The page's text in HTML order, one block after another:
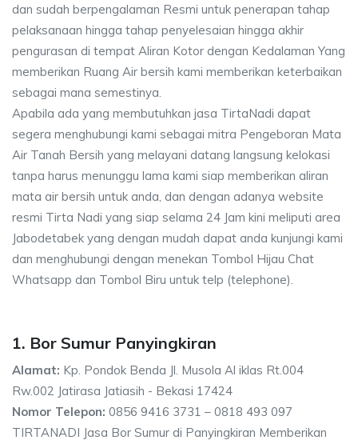
dan sudah berpengalaman Resmi untuk penerapan tahap
pelaksanaan hingga tahap penyelesaian hingga akhir
pengurasan di tempat Aliran Kotor dengan Kedalaman Yang
memberikan Ruang Air bersih kami memberikan keterbaikan
sebagai mana semestinya.
Apabila ada yang membutuhkan jasa TirtaNadi dapat
segera menghubungi kami sebagai mitra Pengeboran Mata
Air Tanah Bersih yang melayani datang langsung kelokasi
tanpa harus menunggu lama kami siap memberikan aliran
mata air bersih untuk anda, dan dengan adanya website
resmi Tirta Nadi yang siap selama 24 Jam kini meliputi area
Jabodetabek yang dengan mudah dapat anda kunjungi kami
dan menghubungi dengan menekan Tombol Hijau Chat
Whatsapp dan Tombol Biru untuk telp (telephone).
1. Bor Sumur Panyingkiran
Alamat: Kp. Pondok Benda Jl. Musola Al iklas Rt.004
Rw.002 Jatirasa Jatiasih - Bekasi 17424
Nomor Telepon: 0856 9416 3731 – 0818 493 097
TIRTANADI Jasa Bor Sumur di Panyingkiran Memberikan